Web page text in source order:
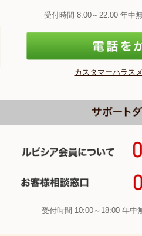
受付時間 8:00～22:00 年中
カスタマーハラス
受付時間 10:00～18:00 年中